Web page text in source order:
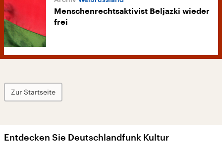
Menschenrechtsaktivist Beljazki wieder
frei
Zur Startseite
Entdecken Sie Deutschlandfunk Kultur